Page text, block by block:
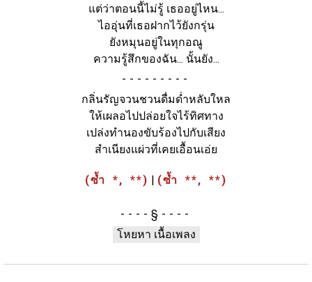
แต่ว่าตอนนี้ไม่รู้ เธออยู่ไหน...
ไออุ่นที่เธอฝากไว้ยังกรุ่น
ยังหมุนอยู่ในทุกอณู
ความรู้สึกของฉัน... นั้นยัง...
-
กลิ่นรัญจวนชวนดื่มด่ำหลับใหล
ให้เผลอไปปล่อยใจไร้ทิศทาง
เปล่งทำนองขับร้องไปกับเสียง
สำเนียงแผ่วที่เคยเอื้อนเอ่ย
(ซ้ำ *, **) (ซ้ำ **, **)
§
โหยหา เนื้อเพลง